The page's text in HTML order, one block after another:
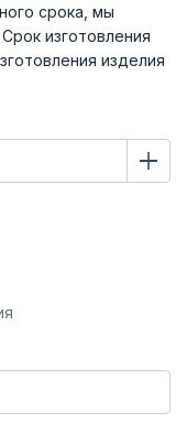
срока, мы
изготовления
изделия